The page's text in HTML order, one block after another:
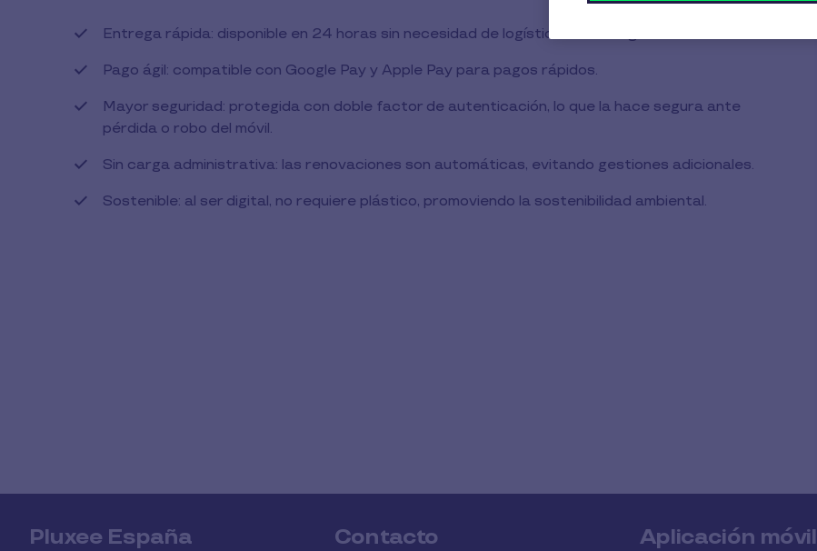
lectura
Entrega rápida: disponible en 24 horas sin necesidad de logística de entrega.
Pago ágil: compatible con Google Pay y Apple Pay para pagos rápidos.
Mayor seguridad: protegida con doble factor de autenticación, lo que la hace segura ante
pérdida o robo del móvil.
Sin carga administrativa: las renovaciones son automáticas, evitando gestiones adicionales.
Sostenible: al ser digital, no requiere plástico, promoviendo la sostenibilidad ambiental.
Pluxee España Contacto Aplicación móvil